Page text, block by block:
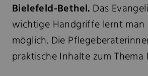
Bielefeld-Bethel. Das
wichtige Handgriffe lernt man
möglich. Die
praktische Inhalte zum